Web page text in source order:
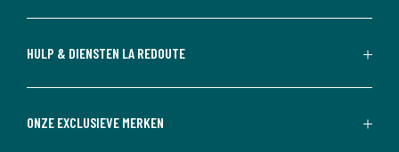
HULP & DIENSTEN LA REDOUTE
ONZE EXCLUSIEVE MERKEN